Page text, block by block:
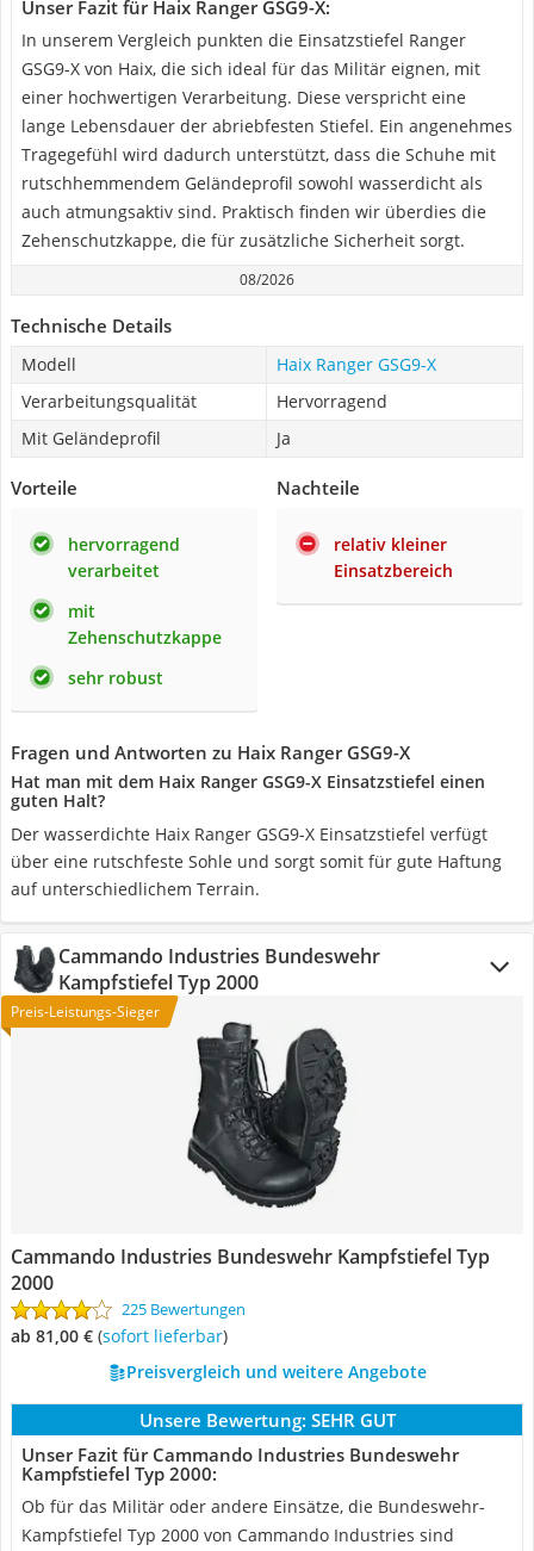
Unser Fazit für Haix Ranger GSG9-X:
In unserem Vergleich punkten die Einsatzstiefel Ranger
GSG9-X von Haix, die sich ideal für das Militär eignen, mit
einer hochwertigen Verarbeitung. Diese verspricht eine
lange Lebensdauer der abriebfesten Stiefel. Ein angenehmes
Tragegefühl wird dadurch unterstützt, dass die Schuhe mit
rutschhemmendem Geländeprofil sowohl wasserdicht als
auch atmungsaktiv sind. Praktisch finden wir überdies die
Zehenschutzkappe, die für zusätzliche Sicherheit sorgt.
08/2026
Technische Details
Modell
Haix Ranger GSG9-X
Verarbeitungsqualität
Hervorragend
Mit Geländeprofil
Ja
Vorteile
hervorragend
verarbeitet
mit
Zehenschutzkappe
sehr robust
Nachteile
relativ kleiner
Einsatzbereich
Fragen und Antworten zu Haix Ranger GSG9-X
Hat man mit dem Haix Ranger GSG9-X Einsatzstiefel einen
guten Halt?
Der wasserdichte Haix Ranger GSG9-X Einsatzstiefel verfügt
über eine rutschfeste Sohle und sorgt somit für gute Haftung
auf unterschiedlichem Terrain.
Cammando Industries Bundeswehr
Kampfstiefel Typ 2000
Preis-Leistungs-Sieger
Cammando Industries Bundeswehr Kampfstiefel Typ
2000
225 Bewertungen
ab 81,00 € ( Sofort lieferbar)
Preisvergleich und weitere Angebote
Unsere Bewertung: SEHR GUT
Unser Fazit für Cammando Industries Bundeswehr
Kampfstiefel Typ 2000:
Ob für das Militär oder andere Einsätze, die Bundeswehr-
Kampfstiefel Typ 2000 von Cammando Industries sind